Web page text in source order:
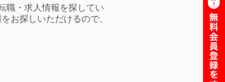
職・求人情報を探してい
お探しいただけるので、